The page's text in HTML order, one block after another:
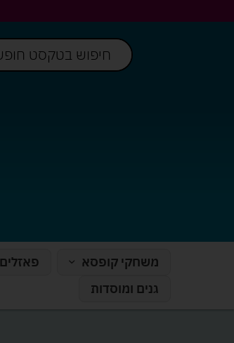
משחקי קופסא פאזלים
גנים ומוסדות